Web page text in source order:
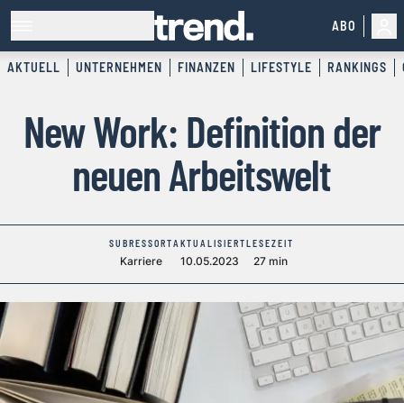
ABO
AKTUELL UNTERNEHMEN FINANZEN LIFESTYLE RANKINGS
New Work: Definition der
neuen Arbeitswelt
SUBRESSORT
Karriere
AKTUALISIERT
10.05.2023
LESEZEIT
27 min